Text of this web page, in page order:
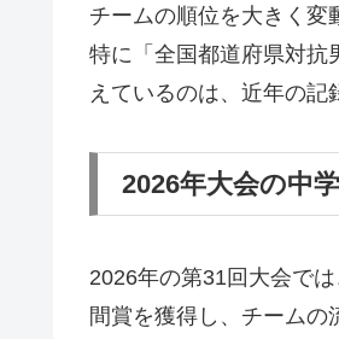
チームの順位を大きく変
特に「全国都道府県対抗
えているのは、近年の記
2026年大会の中
2026年の第31回大会で
間賞を獲得し、チームの